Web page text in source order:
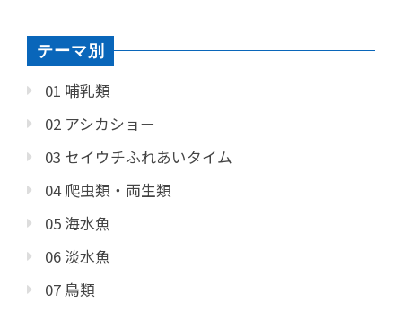
テーマ別
01 哺乳類
02 アシカショー
03 セイウチふれあいタイム
04 爬虫類・両生類
05 海水魚
06 淡水魚
07 鳥類